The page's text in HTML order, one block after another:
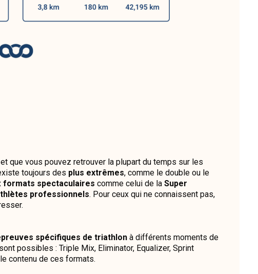
que vous pouvez retrouver la plupart du temps sur les
toujours des plus extrêmes, comme le double ou le
formats spectaculaires comme celui de la Super
professionnels. Pour ceux qui ne connaissent pas,
spécifiques de triathlon à différents moments de
possibles : Triple Mix, Eliminator, Equalizer, Sprint
contenu de ces formats.